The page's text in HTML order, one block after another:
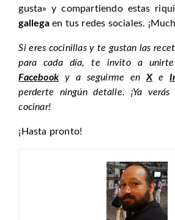
gusta» y compartiendo estas
gallegaen tus redes sociales.
Si eres cocinillas y te gustan las
para cada día, te invito a
Facebook y a seguirme enXe
perderte ningún detalle. ¡Ya
cocinar!
¡Hasta pronto!